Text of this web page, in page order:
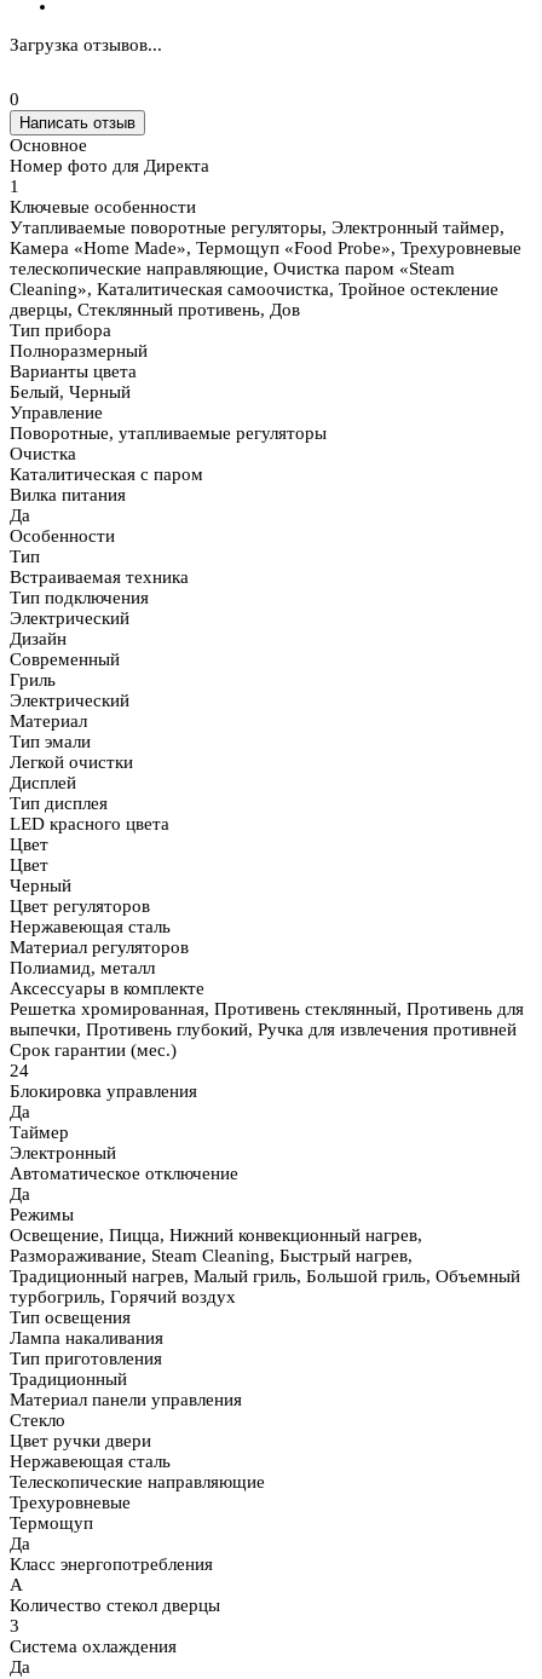
Загрузка отзывов...
0
Написать отзыв
Основное
Номер фото для Директа
1
Ключевые особенности
Утапливаемые поворотные регуляторы, Электронный таймер,
Камера «Home Made», Термощуп «Food Probe», Трехуровневые
телескопические направляющие, Очистка паром «Steam
Cleaning», Каталитическая самоочистка, Тройное остекление
дверцы, Стеклянный противень, Дов
Тип прибора
Полноразмерный
Варианты цвета
Белый, Черный
Управление
Поворотные, утапливаемые регуляторы
Очистка
Каталитическая с паром
Вилка питания
Да
Особенности
Тип
Встраиваемая техника
Тип подключения
Электрический
Дизайн
Современный
Гриль
Электрический
Материал
Тип эмали
Легкой очистки
Дисплей
Тип дисплея
LED красного цвета
Цвет
Цвет
Черный
Цвет регуляторов
Нержавеющая сталь
Материал регуляторов
Полиамид, металл
Аксессуары в комплекте
Решетка хромированная, Противень стеклянный, Противень для
выпечки, Противень глубокий, Ручка для извлечения противней
Срок гарантии (мес.)
24
Блокировка управления
Да
Таймер
Электронный
Автоматическое отключение
Да
Режимы
Освещение, Пицца, Нижний конвекционный нагрев,
Размораживание, Steam Сleaning, Быстрый нагрев,
Традиционный нагрев, Малый гриль, Большой гриль, Объемный
турбогриль, Горячий воздух
Тип освещения
Лампа накаливания
Тип приготовления
Традиционный
Материал панели управления
Стекло
Цвет ручки двери
Нержавеющая сталь
Телескопические направляющие
Трехуровневые
Термощуп
Да
Класс энергопотребления
A
Количество стекол дверцы
3
Система охлаждения
Да